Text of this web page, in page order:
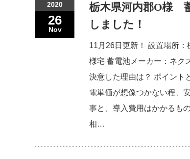
2020
26
Nov
栃木県河内郡O様
しました！
11月26日更新！ 設置場所
様宅 蓄電池メーカー：ネク
決意した理由は？ ポイント
電単価が想像つかない程、
事と、導入費用はかかるも
相…